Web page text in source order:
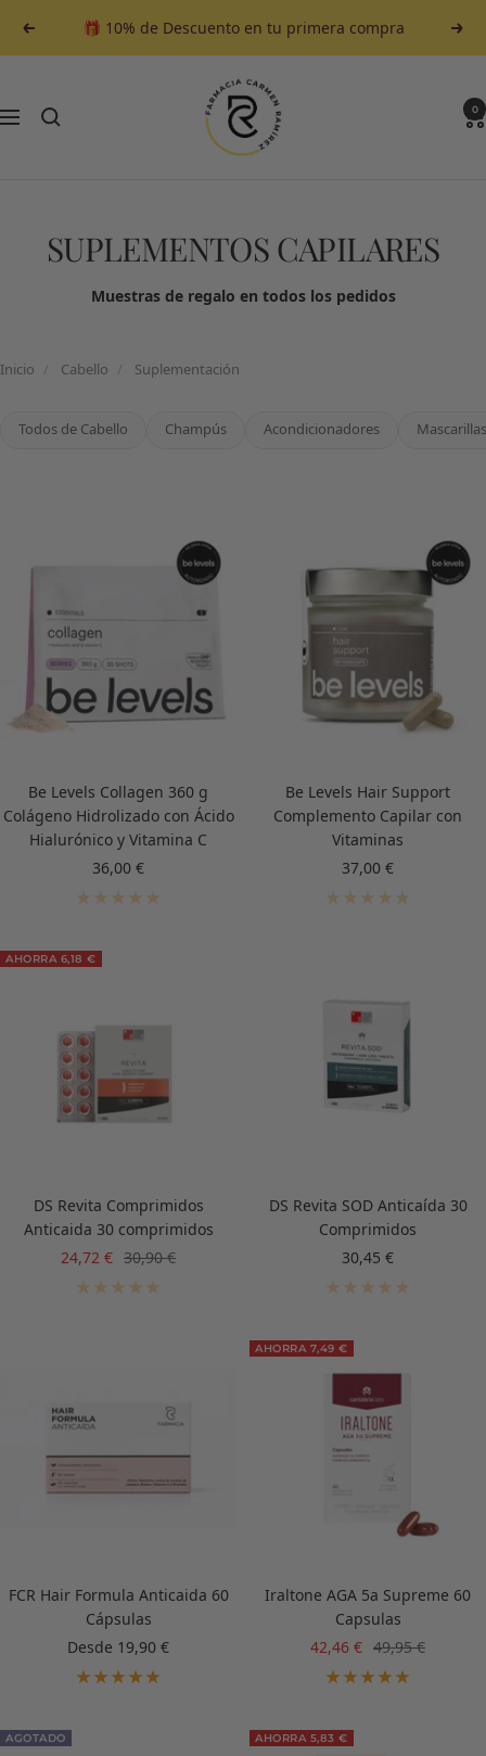
contenido
Anterior 🎁 10% de Descuento en tu primera compra
Navegación
Farmacia
Carmen
Ramirez
0
SUPLEMENTOS CAPILARES
Muestras de regalo en todos los pedidos
Inicio Cabello Suplementación
Todos de Cabello Champús Acondicionadores Mascarillas
Be Levels Collagen 360 g
Colágeno Hidrolizado con Ácido
Hialurónico y Vitamina C
Precio
de
36,00 €
Be Levels Hair Support
Complemento Capilar con
Vitaminas
Precio
de
37,00 €
AHORRA 6,18 €
DS Revita Comprimidos
Anticaida 30 comprimidos
Precio
24,72 € Precio
normal
30,90 €
DS Revita SOD Anticaída 30
Comprimidos
Precio
de
30,45 €
FCR Hair Formula Anticaida 60
Cápsulas
Precio
de
Desde 19,90 €
AHORRA 7,49 €
Iraltone AGA 5a Supreme 60
Capsulas
Precio
42,46 € Precio
normal
49,95 €
AGOTADO AHORRA 5,83 €